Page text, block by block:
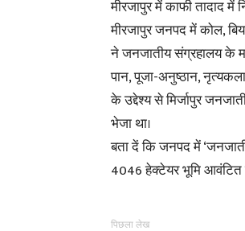
मीरजापुर में काफी तादाद में
मीरजापुर जनपद में कोल,
ने जनजातीय संग्रहालय के
पान, पूजा-अनुष्ठान,
के उद्देश्य से मिर्जापुर
भेजा था।
बता दें कि जनपद में
4046 हेक्टेयर भूमि आवंटित
पिछला लेख